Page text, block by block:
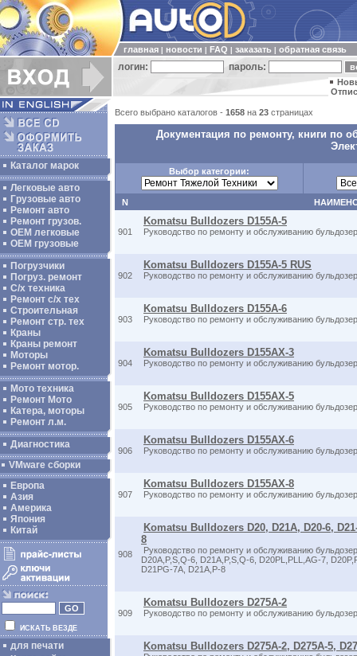
главная новости FAQ заказать обратная связь
логин: пароль:
Каталог марок
Легковые авто
Грузовые авто
Ремонт авто
Ремонт грузов.
ОЕМ легковые
OEM грузовые
Погрузчики
Погруз. ремонт
С/х техника
Ремонт с/х тех
Строительная
Ремонт стр. тех
Краны
Краны ремонт
Моторы
Ремонт мотор.
Мото техника
Ремонт Мото
Катера, моторы
Ремонт л.м.
Диагностика
VMware сборки
Европа
Азия
Америка
Япония
Китай
ИСКАТЬ ВЕЗДЕ
для печати
Всего выбрано каталогов - 1658 на 23 страницах
Документация по ремонту, книги по
Выбор категории:
N
901
Komatsu Bulldozers D155A-5
Руководство по ремонту и обслуживанию
902
Komatsu Bulldozers D155A-5 RUS
Руководство по ремонту и обслуживанию
903
Komatsu Bulldozers D155A-6
Руководство по ремонту и обслуживанию
904
Komatsu Bulldozers D155AX-3
Руководство по ремонту и обслуживанию
905
Komatsu Bulldozers D155AX-5
Руководство по ремонту и обслуживанию
906
Komatsu Bulldozers D155AX-6
Руководство по ремонту и обслуживанию
907
Komatsu Bulldozers D155AX-8
Руководство по ремонту и обслуживанию
908
Komatsu Bulldozers D20, D21A, D20-6,
8
Руководство по ремонту и обслуживанию
D20A,P,S,Q-6, D21A,P,S,Q-6, D20PL,PLL,AG-7,
D21PG-7A, D21A,P-8
909
Komatsu Bulldozers D275A-2
Руководство по ремонту и обслуживанию
Komatsu Bulldozers D275A-2, D275A-5,